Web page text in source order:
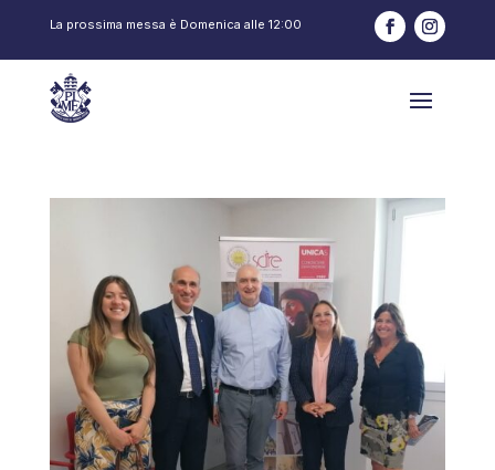
La prossima messa è Domenica alle 12:00